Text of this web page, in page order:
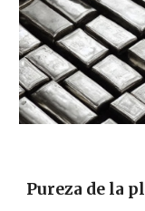
Pureza de la